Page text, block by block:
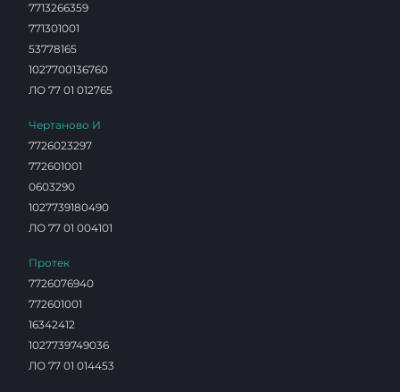
7713266359
771301001
53778165
1027700136760
ЛО 77 01 012765
Чертаново И
7726023297
772601001
0603290
1027739180490
ЛО 77 01 004101
Протек
7726076940
772601001
16342412
1027739749036
ЛО 77 01 014453